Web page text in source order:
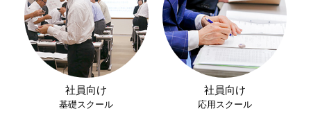
社員向け
基礎スクール
社員向け
応用スクール